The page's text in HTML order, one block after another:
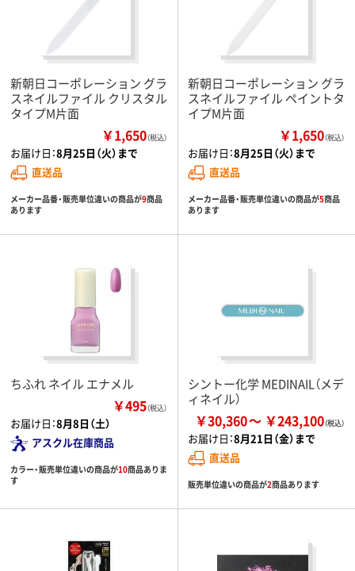
新朝日コーポレーション グラ
スネイルファイル クリスタル
タイプM片面
￥1,650（税込）
お届け日：8月25日（火）まで
直送品
メーカー品番・販売単位違いの商品が9商品
あります
新朝日コーポレーション グラ
スネイルファイル ペイントタ
イプM片面
￥1,650（税込）
お届け日：8月25日（火）まで
直送品
メーカー品番・販売単位違いの商品が5商品
あります
ちふれ ネイル エナメル
￥495（税込）
お届け日：8月8日（土）
アスクル在庫商品
カラー・販売単位違いの商品が10商品ありま
す
シントー化学 MEDINAIL（メデ
ィネイル）
￥30,360 ￥243,100
お届け日：8月21日（金）まで
直送品
販売単位違いの商品が2商品あります